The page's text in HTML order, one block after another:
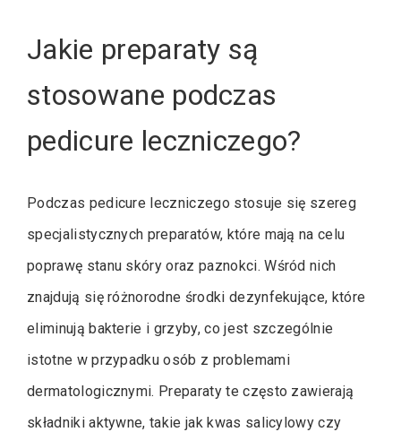
Jakie preparaty są
stosowane podczas
pedicure leczniczego?
Podczas pedicure leczniczego stosuje się szereg
specjalistycznych preparatów, które mają na celu
poprawę stanu skóry oraz paznokci. Wśród nich
znajdują się różnorodne środki dezynfekujące, które
eliminują bakterie i grzyby, co jest szczególnie
istotne w przypadku osób z problemami
dermatologicznymi. Preparaty te często zawierają
składniki aktywne, takie jak kwas salicylowy czy